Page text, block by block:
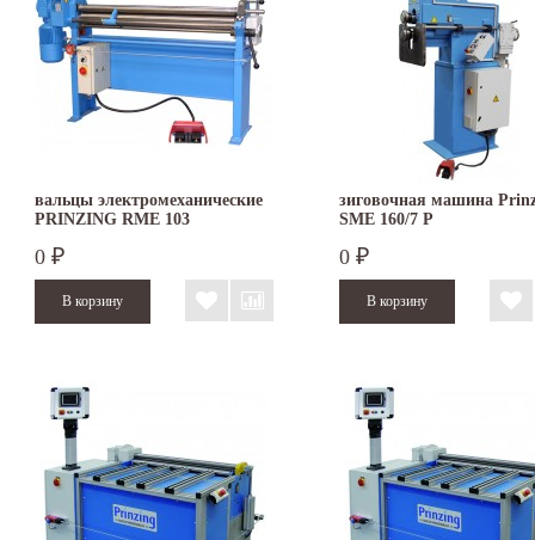
вальцы электромеханические
PRINZING RME 103
0 ₽
зиговочная машина
SMЕ 160/7 P
0 ₽